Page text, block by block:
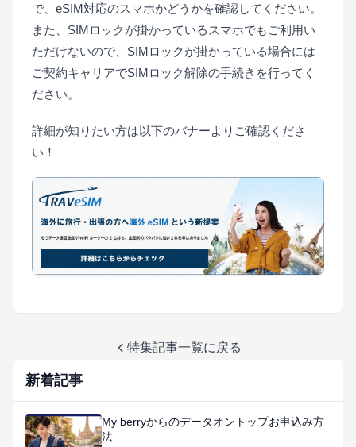
で、eSIM対応のスマホかどうかを確認してください。
また、SIMロックが掛かっているスマホでもご利用い
ただけないので、SIMロックが掛かっている場合には
ご契約キャリアでSIMロック解除の手続きを行ってく
ださい。
詳細が知りたい方は以下のバナーよりご確認くださ
い！
特集記事一覧に戻る
新着記事
My berryからのデータオントップお申込み方
法